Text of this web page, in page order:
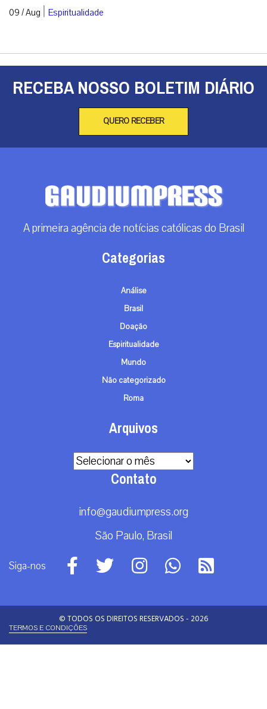
09 / Aug | Espiritualidade
RECEBA NOSSO BOLETIM DIÁRIO
QUERO RECEBER
A primeira agência de notícias católicas do Brasil
Categorias
Análise
Brasil
Doação
Espiritualidade
Mundo
Não categorizado
Roma
Arquivos
Arquivos
Contato
info@gaudiumpress.org
São Paulo, Brasil
Siga-nos
© TODOS OS DIREITOS RESERVADOS - 2026
TERMOS E CONDIÇÕES